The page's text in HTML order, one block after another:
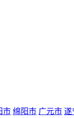
市 绵阳市 广元市 遂